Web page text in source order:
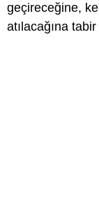
geçireceğine,
atılacağına